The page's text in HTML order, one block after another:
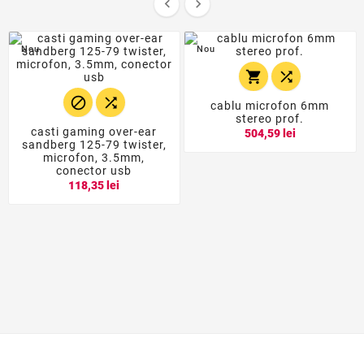
 
Nou
 
casti gaming over-ear
sandberg 125-79 twister,
microfon, 3.5mm,
conector usb
118,35 lei
Nou
 
cablu microfon 6mm
stereo prof.
504,59 lei